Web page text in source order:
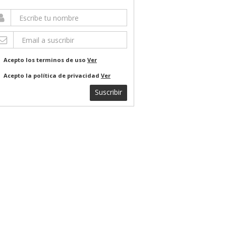
Acepto los terminos de uso Ver
Acepto la política de privacidad Ver
Suscribir